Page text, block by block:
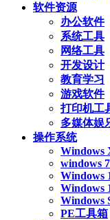
软件资源
办公软件
系统工具
网络工具
开发设计
教育学习
游戏软件
打印机工
多媒体娱
操作系统
Windows
windows 7
Windows
Windows
Windows
PE工具箱